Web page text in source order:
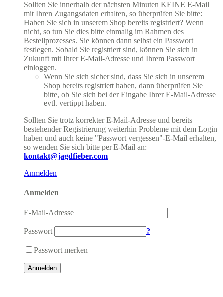
Sollten Sie innerhalb der nächsten Minuten KEINE E-Mail
mit Ihren Zugangsdaten erhalten, so überprüfen Sie bitte:
Haben Sie sich in unserem Shop bereits registriert? Wenn
nicht, so tun Sie dies bitte einmalig im Rahmen des
Bestellprozesses. Sie können dann selbst ein Passwort
festlegen. Sobald Sie registriert sind, können Sie sich in
Zukunft mit Ihrer E-Mail-Adresse und Ihrem Passwort
einloggen.
Wenn Sie sich sicher sind, dass Sie sich in unserem
Shop bereits registriert haben, dann überprüfen Sie
bitte, ob Sie sich bei der Eingabe Ihrer E-Mail-Adresse
evtl. vertippt haben.
Sollten Sie trotz korrekter E-Mail-Adresse und bereits
bestehender Registrierung weiterhin Probleme mit dem Login
haben und auch keine "Passwort vergessen"-E-Mail erhalten,
so wenden Sie sich bitte per E-Mail an:
kontakt@jagdfieber.com
Anmelden
Anmelden
E-Mail-Adresse
Passwort ?
Passwort merken
Anmelden